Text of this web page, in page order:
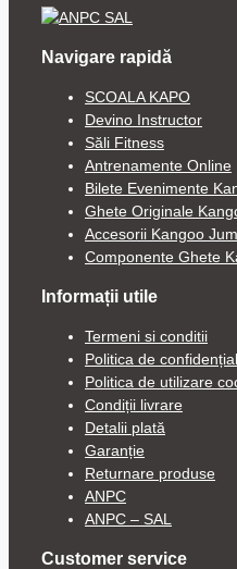
Navigare rapidă
SCOALA KAPO
Devino Instructor
Săli Fitness
Antrenamente Online
Bilete Evenimente
Ghete Originale
Accesorii Kangoo
Componente Ghete
Informații utile
Termeni si conditii
Politica de
Politica de utilizare
Condiții livrare
Detalii plată
Garanție
Returnare produse
ANPC
ANPC – SAL
Customer service